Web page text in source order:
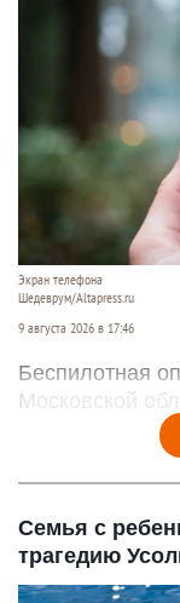
Экран телефона
Шедеврум/Altapress.ru
9 августа 2026 в 17:46
Беспилотная
Московской
Семья с
трагедию